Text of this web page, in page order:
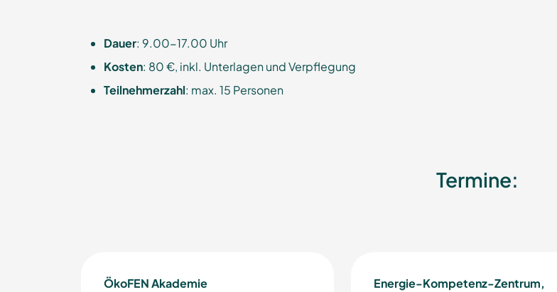
Dauer: 9.00-17.00 Uhr
Kosten: 80 €, inkl. Unterlagen und Verpflegung
Teilnehmerzahl: max. 15 Personen
Termine:
ÖkoFEN Akademie
Energie-Kompetenz-Zentrum,